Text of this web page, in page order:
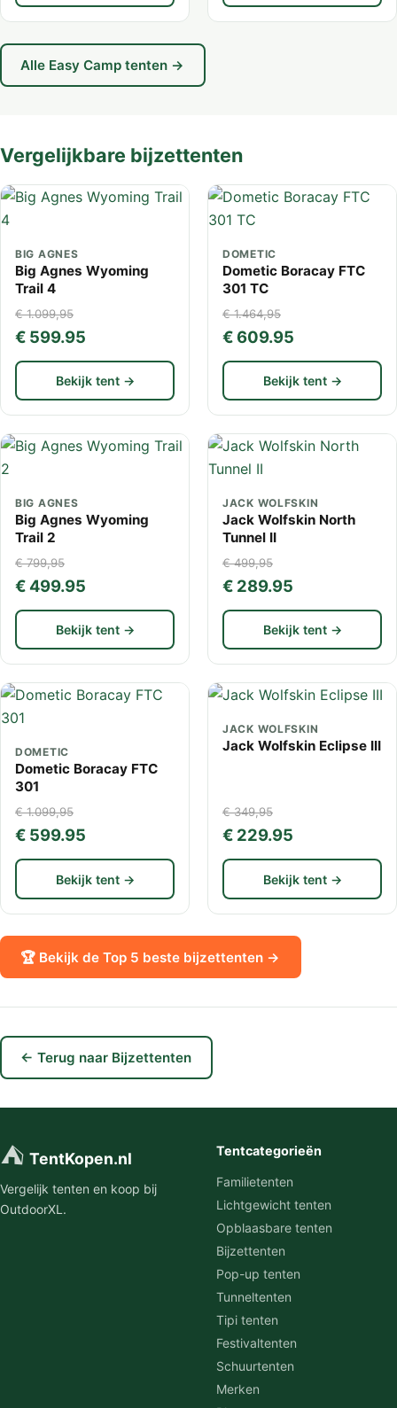
Alle Easy Camp tenten →
Vergelijkbare bijzettenten
BIG AGNES
Big Agnes Wyoming
Trail 4
€ 1.099,95
€ 599.95
Bekijk tent →
DOMETIC
Dometic Boracay FTC
301 TC
€ 1.464,95
€ 609.95
Bekijk tent →
BIG AGNES
Big Agnes Wyoming
Trail 2
€ 799,95
€ 499.95
Bekijk tent →
JACK WOLFSKIN
Jack Wolfskin North
Tunnel II
€ 499,95
€ 289.95
Bekijk tent →
DOMETIC
Dometic Boracay FTC
301
€ 1.099,95
€ 599.95
Bekijk tent →
JACK WOLFSKIN
Jack Wolfskin Eclipse III
€ 349,95
€ 229.95
Bekijk tent →
🏆 Bekijk de Top 5 beste bijzettenten →
← Terug naar Bijzettenten
⛺ TentKopen.nl
Vergelijk tenten en koop bij
OutdoorXL.
Tentcategorieën
Familietenten
Lichtgewicht tenten
Opblaasbare tenten
Bijzettenten
Pop-up tenten
Tunneltenten
Tipi tenten
Festivaltenten
Schuurtenten
Merken